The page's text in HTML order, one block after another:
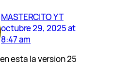
MASTERCITO YT
octubre 29, 2025 at
8:47 am
esta la version 25